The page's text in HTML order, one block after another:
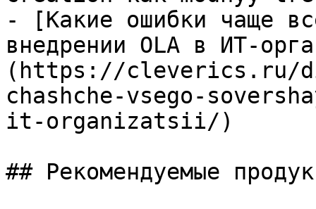
- [Какие ошибки чаще
внедрении OLA в ИТ-
(https://cleverics.ru/
chashche-vsego-
it-organizatsii/)
## Рекомендуемые